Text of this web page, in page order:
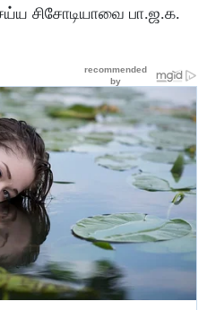
சிசோடியாவை பா.ஜ.க.